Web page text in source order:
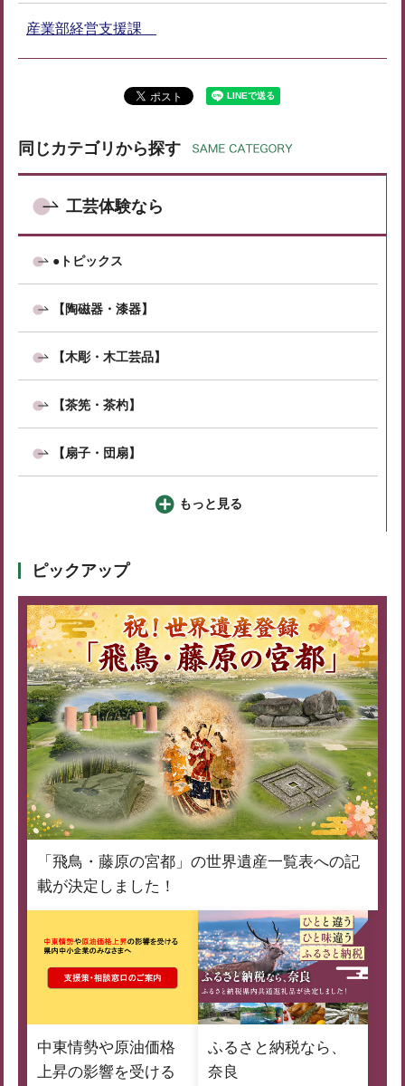
産業部経営支援課
同じカテゴリから探す
工芸体験なら
●トピックス
【陶磁器・漆器】
【木彫・木工芸品】
【茶筅・茶杓】
【扇子・団扇】
もっと見る
ピックアップ
「飛鳥・藤原の宮都」の世界遺産一覧表への記
載が決定しました！
中東情勢や原油価格
上昇の影響を受ける
ふるさと納税なら、
奈良